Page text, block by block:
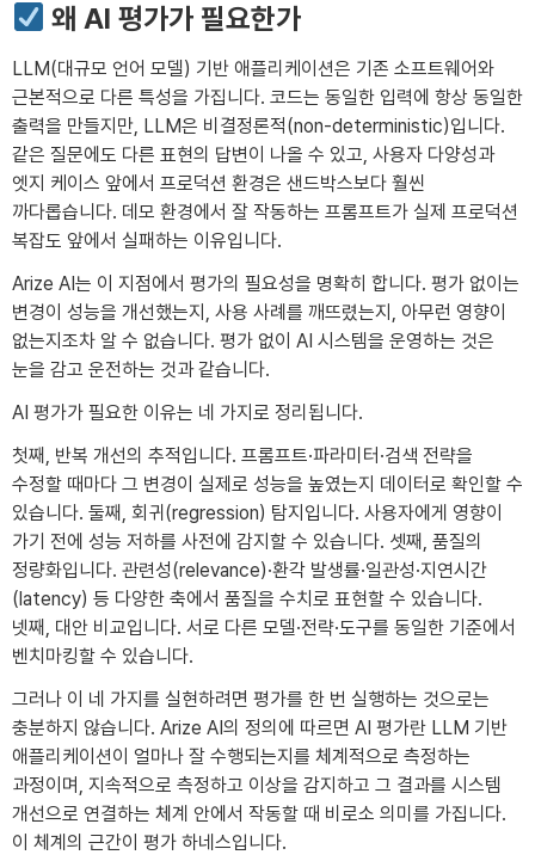
왜 AI 평가가 필요한가
LLM(대규모 언어 모델) 기반 애플리케이션은 기존 소프트웨어와
근본적으로 다른 특성을 가집니다. 코드는 동일한 입력에 항상 동일한
출력을 만들지만, LLM은 비결정론적(non-deterministic)입니다.
같은 질문에도 다른 표현의 답변이 나올 수 있고, 사용자 다양성과
엣지 케이스 앞에서 프로덕션 환경은 샌드박스보다 훨씬
까다롭습니다. 데모 환경에서 잘 작동하는 프롬프트가 실제 프로덕션
복잡도 앞에서 실패하는 이유입니다.
Arize AI는 이 지점에서 평가의 필요성을 명확히 합니다. 평가 없이는
변경이 성능을 개선했는지, 사용 사례를 깨뜨렸는지, 아무런 영향이
없는지조차 알 수 없습니다. 평가 없이 AI 시스템을 운영하는 것은
눈을 감고 운전하는 것과 같습니다.
AI 평가가 필요한 이유는 네 가지로 정리됩니다.
첫째, 반복 개선의 추적입니다. 프롬프트·파라미터·검색 전략을
수정할 때마다 그 변경이 실제로 성능을 높였는지 데이터로 확인할 수
있습니다. 둘째, 회귀(regression) 탐지입니다. 사용자에게 영향이
가기 전에 성능 저하를 사전에 감지할 수 있습니다. 셋째, 품질의
정량화입니다. 관련성(relevance)·환각 발생률·일관성·지연시간
(latency) 등 다양한 축에서 품질을 수치로 표현할 수 있습니다.
넷째, 대안 비교입니다. 서로 다른 모델·전략·도구를 동일한 기준에서
벤치마킹할 수 있습니다.
그러나 이 네 가지를 실현하려면 평가를 한 번 실행하는 것으로는
충분하지 않습니다. Arize AI의 정의에 따르면 AI 평가란 LLM 기반
애플리케이션이 얼마나 잘 수행되는지를 체계적으로 측정하는
과정이며, 지속적으로 측정하고 이상을 감지하고 그 결과를 시스템
개선으로 연결하는 체계 안에서 작동할 때 비로소 의미를 가집니다.
이 체계의 근간이 평가 하네스입니다.